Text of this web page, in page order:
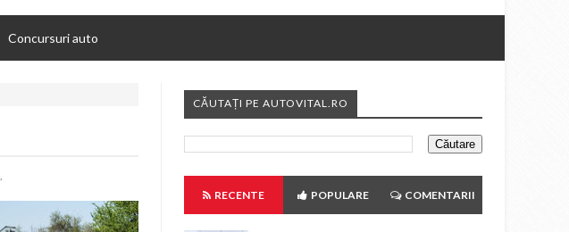
Concursuri auto
CĂUTAȚI PE AUTOVITAL.RO
RECENTE POPULARE COMENTARII